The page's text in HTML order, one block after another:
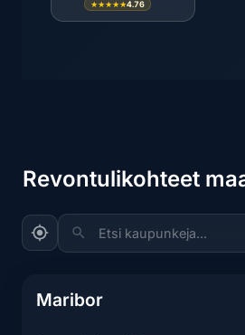
★★★★★4.76
Revontulikohteet
Etsi kaupunkeja...
Maribor